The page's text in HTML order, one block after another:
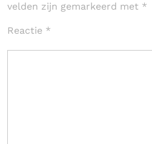
velden zijn gemarkeerd met *
Reactie *